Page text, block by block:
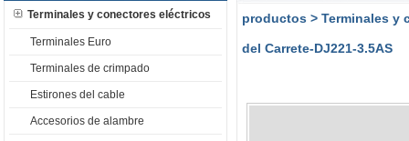
Terminales y conectores eléctricos
Terminales Euro
Terminales de crimpado
Estirones del cable
Accesorios de alambre
productos > Terminales y
del Carrete-DJ221-3.5AS